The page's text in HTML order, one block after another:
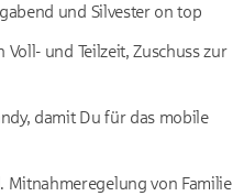
und Silvester on top
und Teilzeit, Zuschuss zur
damit Du für das mobile
Mitnahmeregelung von Familie